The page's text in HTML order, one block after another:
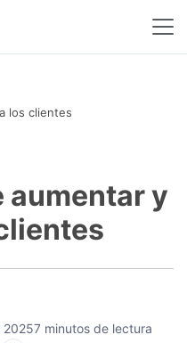
los clientes
aumentar y
20257 minutos de lectura